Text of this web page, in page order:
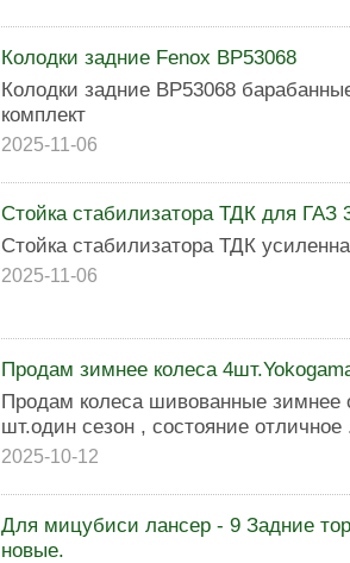
Колодки задние Fenox BP53068
Колодки задние BP53068
комплект
2025-11-06
Стойка стабилизатора ТДК для ГАЗ
Стойка стабилизатора ТДК
2025-11-06
Продам зимнее колеса
Продам колеса шивованные зимнее
шт.один сезон , состояние
2025-10-12
Для мицубиси лансер - 9 Задние
новые.